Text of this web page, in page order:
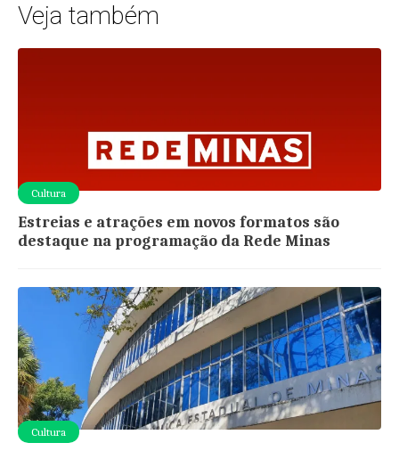
Veja também
Cultura
Estreias e atrações em novos formatos são
destaque na programação da Rede Minas
Cultura